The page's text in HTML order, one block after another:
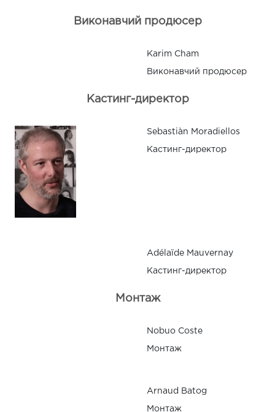
Виконавчий продюсер
Karim Cham
Виконавчий продюсер
Кастинг-директор
Sebastiàn Moradiellos
Кастинг-директор
Adélaïde Mauvernay
Кастинг-директор
Монтаж
Nobuo Coste
Монтаж
Arnaud Batog
Монтаж